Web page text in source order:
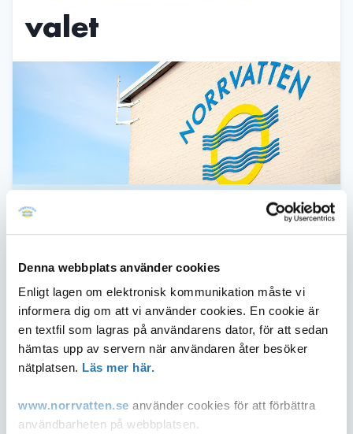
Denna webbplats använder cookies
Enligt lagen om elektronisk kommunikation måste vi
informera dig om att vi använder cookies. En cookie är
en textfil som lagras på användarens dator, för att sedan
hämtas upp av servern när användaren åter besöker
nätplatsen. Läs mer här.
www.norrvatten.se använder cookies för att förbättra
användbarheten på webbplatsen.
valet
Norrvatten är en politiskt styrd
det högsta beslutande organet och
förbundsstyrelsen är verkställande. Sedan
valet i september pågår arbete hos
Norrvattens medlemskommuner att utse
ledamöter och ersättare som ska
förbundsfullmäktige.